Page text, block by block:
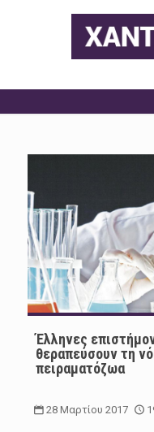
Έλληνες
θεραπεύσουν τη
πειραματόζωα
28 Μαρτίου 2017